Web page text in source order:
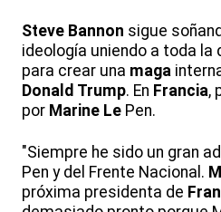
Steve Bannon sigue
ideología uniendo a toda la
para crear una maga
Donald Trump. En Francia,
por Marine Le Pen.
"Siempre he sido un gran
Pen y del Frente Nacional.
próxima presidenta de